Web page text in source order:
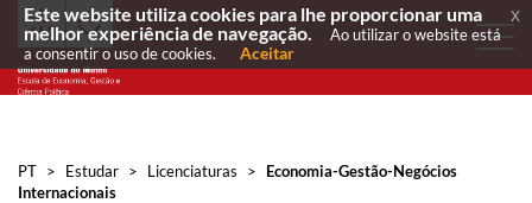
PT > Estudar > Licenciaturas >
Economia-Gestão-Negócios
Internacionais
Este website utiliza cookies para lhe proporcionar uma
melhor experiência de navegação.
Ao utilizar o website está
a consentir o uso de cookies.
Aceitar
x